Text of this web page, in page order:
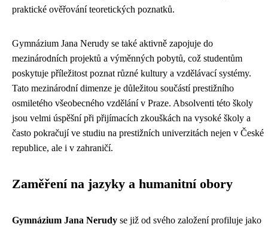
praktické ověřování teoretických poznatků.
Gymnázium Jana Nerudy se také aktivně zapojuje do
mezinárodních projektů a výměnných pobytů, což studentům
poskytuje příležitost poznat různé kultury a vzdělávací systémy.
Tato mezinárodní dimenze je důležitou součástí prestižního
osmiletého všeobecného vzdělání v Praze. Absolventi této školy
jsou velmi úspěšní při přijímacích zkouškách na vysoké školy a
často pokračují ve studiu na prestižních univerzitách nejen v České
republice, ale i v zahraničí.
Zaměření na jazyky a humanitní obory
Gymnázium Jana Nerudy se již od svého založení profiluje jako